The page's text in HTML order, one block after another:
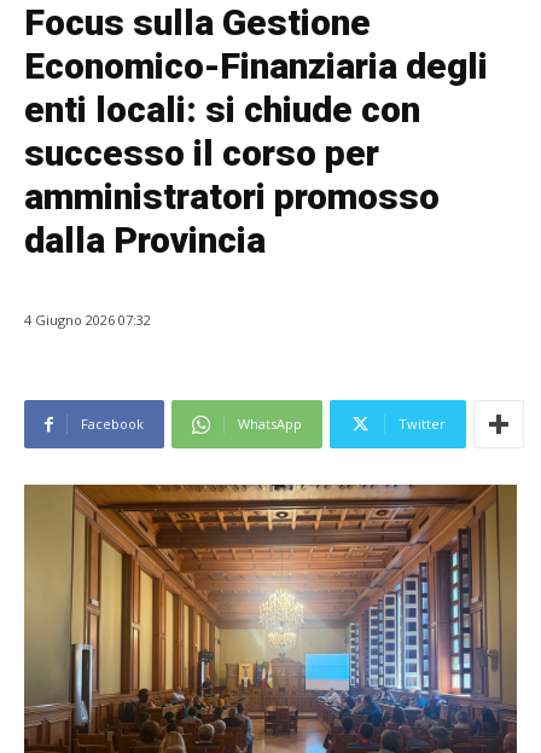
Focus sulla Gestione
Economico-Finanziaria degli
enti locali: si chiude con
successo il corso per
amministratori promosso
dalla Provincia
4 Giugno 2026 07:32
Facebook WhatsApp Twitter